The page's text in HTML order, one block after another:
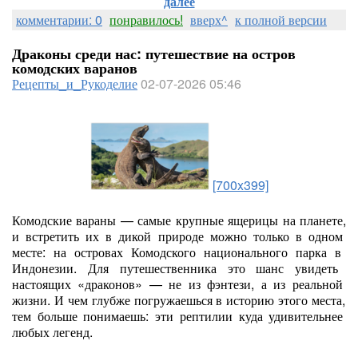
комментарии: 0 понравилось! вверх^ к полной версии
Драконы среди нас: путешествие на остров
комодских варанов
Рецепты_и_Рукоделие02-07-2026 05:46
[700x399]
Комодские вараны — самые крупныеящерицы напланете,
и встретить их в дикой природеможнотольков одном
месте: на островах Комодского национального парка в
Индонезии. Дляпутешественникаэтошанс увидеть
настоящих «драконов» — не изфэнтези, аиз реальной
жизни. И чемглубжепогружаешьсяв историю этого места,
тем большепонимаешь: эти рептилии кудаудивительнее
любыхлегенд.